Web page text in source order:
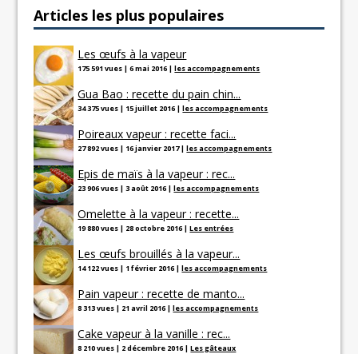
Articles les plus populaires
Les œufs à la vapeur
175 591 vues |6 mai 2016 |les accompagnements
Gua Bao : recette du pain chin...
34 375 vues | 15 juillet 2016 |les accompagnements
Poireaux vapeur : recette faci...
27 892 vues | 16 janvier 2017|les accompagnements
Epis de maïs à la vapeur : rec...
23 906 vues |3 août 2016 |les accompagnements
Omelette à la vapeur : recette...
19 880 vues | 28 octobre 2016 |Les entrées
Les œufs brouillés à la vapeur...
14 122 vues | 1 février 2016 |les accompagnements
Pain vapeur : recette de manto...
8 313 vues | 21 avril 2016 |les accompagnements
Cake vapeur à la vanille : rec...
8 210 vues | 2 décembre 2016 |Les gâteaux